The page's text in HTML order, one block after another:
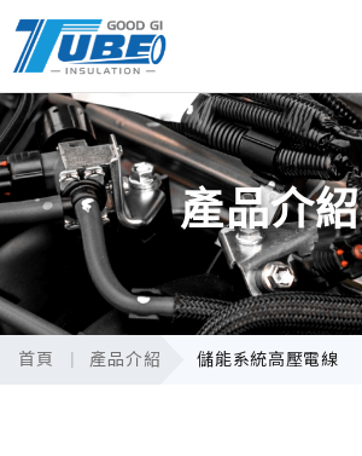
產品介紹
首頁 產品介紹 儲能系統高壓電線